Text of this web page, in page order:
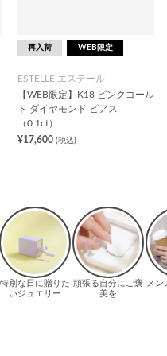
再入荷 WEB限定
ESTELLE エステール
【WEB限定】K18 ピンクゴール
ド ダイヤモンド ピアス
（0.1ct）
¥17,600 (税込)